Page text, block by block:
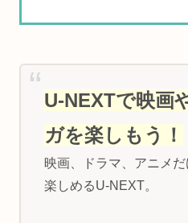
U-NEXTで映画
ガを楽しもう！
映画、ドラマ、アニメ
楽しめるU-NEXT。